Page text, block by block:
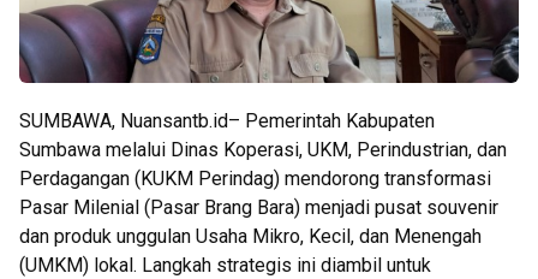
SUMBAWA, Nuansantb.id– Pemerintah Kabupaten
Sumbawa melalui Dinas Koperasi, UKM, Perindustrian, dan
Perdagangan (KUKM Perindag) mendorong transformasi
Pasar Milenial (Pasar Brang Bara) menjadi pusat souvenir
dan produk unggulan Usaha Mikro, Kecil, dan Menengah
(UMKM) lokal. Langkah strategis ini diambil untuk